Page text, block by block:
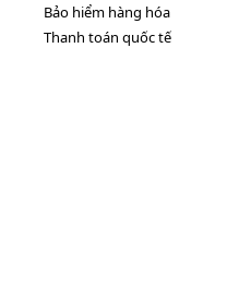
Bảo hiểm hàng hóa
Thanh toán quốc tế